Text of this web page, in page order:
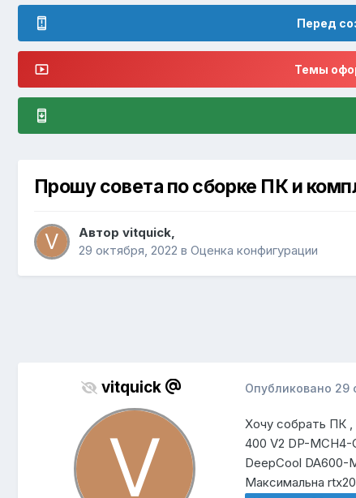
Перед
Темы
Прошу совета по сборке ПК и
Автор vitquick,
29 октября, 2022 в Оценка конфигурации
vitquick Опубликовано 29
Хочу собрать ПК
400 V2 DP-MCH4-
DeepCool DA600-
Максимальна